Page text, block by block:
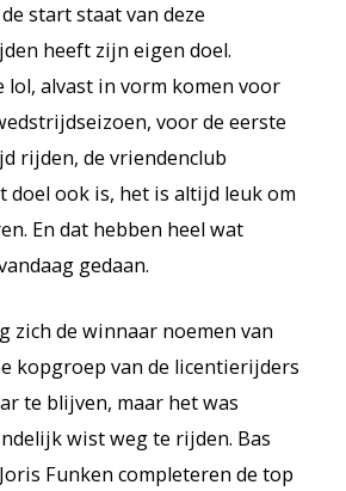
start staat van deze
heeft zijn eigen doel.
lol, alvast in vorm komen voor
voor de eerste
rijden, de vriendenclub
doel ook is, het is altijd leuk om
En dat hebben heel wat
gedaan.
zich de winnaar noemen van
kopgroep van de licentierijders
te blijven, maar het was
wist weg te rijden. Bas
Funken completeren de top